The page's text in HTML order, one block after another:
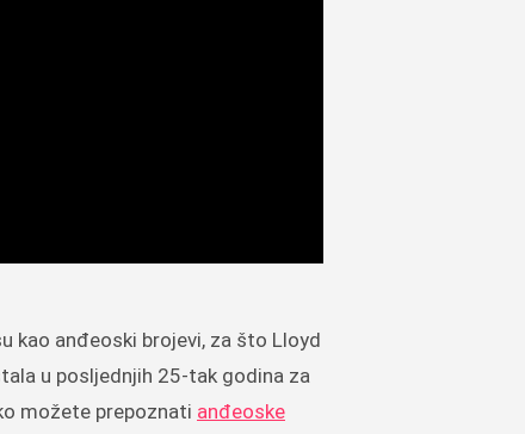
kao anđeoski brojevi, za što Lloyd
u posljednjih 25-tak godina za
možete prepoznati anđeoske